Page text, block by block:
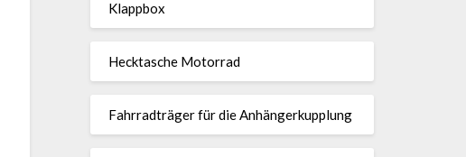
Klappbox
Heck­ta­sche Motorrad
Fahr­rad­träger für die Anhän­ger­kup­p­lung